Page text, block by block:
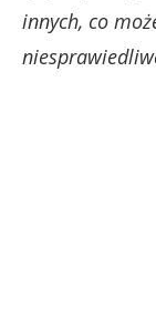
innych, co